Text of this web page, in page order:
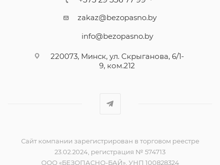
zakaz@bezopasno.by
info@bezopasno.by
220073, Минск, ул. Скрыганова, 6/1-
9, ком.212
Сайт компании зарегистрирован в торговом реестре
23.02.2024, регистрация № 574713
ООО «БЕЗОПАСНО-БАЙ», УНП 100828324